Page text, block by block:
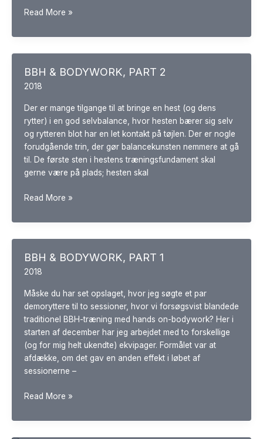
FLYTTEDAG
Read More »
BBH & BODYWORK, PART 2
2018
Der er mange tilgange til at bringe en hest (og dens
rytter) i en god selvbalance, hvor hesten bærer sig selv
og rytteren blot har en let kontakt på tøjlen. Der er nogle
forudgående trin, der gør balancekunsten nemmere at gå
til. De første sten i hestens træningsfundament skal
gerne være på plads; hesten skal
BBH
BODYWORK,
Read More »
BBH & BODYWORK, PART 1
2018
Måske du har set opslaget, hvor jeg søgte et par
demoryttere til to sessioner, hvor vi forsøgsvist blandede
traditionel BBH-træning med hands on-bodywork? Her i
starten af december har jeg arbejdet med to forskellige
(og for mig helt ukendte) ekvipager. Formålet var at
afdække, om det gav en anden effekt i løbet af
sessionerne –
BBH
BODYWORK,
Read More »